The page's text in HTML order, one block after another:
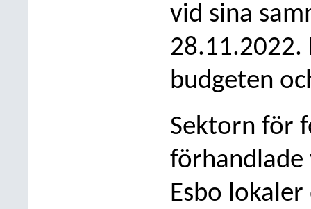
vid sina
28.11.2022.
budgeten
Sektorn för
förhandlade
Esbo